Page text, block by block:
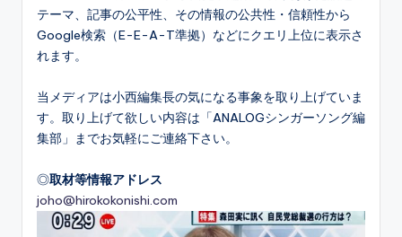
テーマ、記事の公平性、その情報の公共性・信頼性から
Google検索（E-E-A-T準拠）などにクエリ上位に表示さ
れます。
当メディアは小西編集長の気になる事象を取り上げていま
す。取り上げて欲しい内容は「ANALOGシンガーソング編
集部」までお気軽にご連絡下さい。
◎取材等情報アドレス
joho@hirokokonishi.com